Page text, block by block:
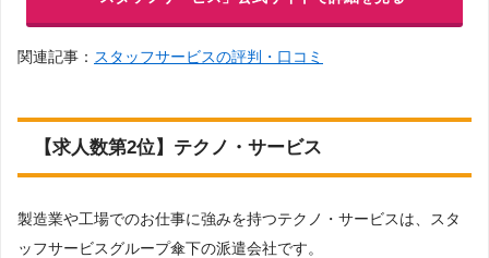
関連記事： スタッフサービスの評判・口コミ
【求人数第2位】テクノ・サービス
製造業や工場でのお仕事に強みを持つテクノ・サービスは、スタ
ッフサービスグループ傘下の派遣会社です。